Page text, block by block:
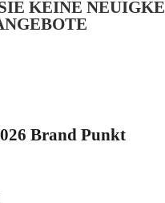
KEINE
Brand Punkt